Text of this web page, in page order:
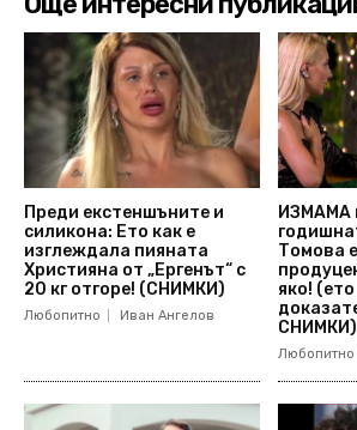
Преди екстеншъните и
силикона: Ето как е
изглеждала пияната
Християна от „Ергенът“ с
20 кг отгоре! (СНИМКИ)
Любопитно Иван Ангелов
ИЗМАМА
Томова
яко! (ето
СНИМКИ)
Любопитно